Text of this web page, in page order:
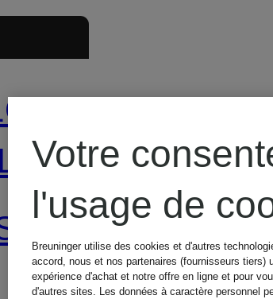
Votre
l'usage de
Breuninger utilise des cookies et d'autres
accord, nous et nos partenaires (fournisseurs tiers)
expérience d'achat et notre offre en ligne et pour
d'autres sites. Les données à caractère personnel